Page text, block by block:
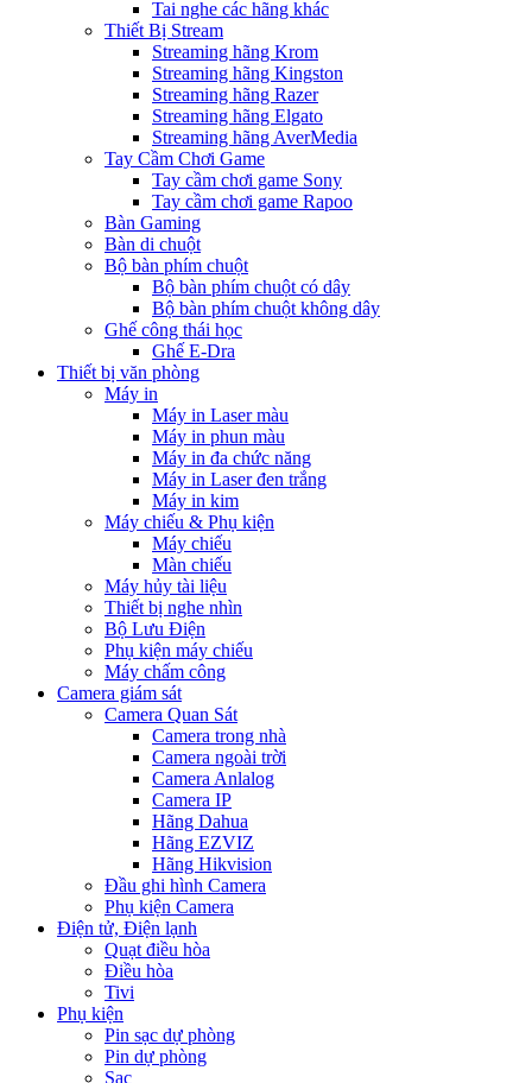
Tai nghe các hãng khác
Thiết Bị Stream
Streaming hãng Krom
Streaming hãng Kingston
Streaming hãng Razer
Streaming hãng Elgato
Streaming hãng AverMedia
Tay Cầm Chơi Game
Tay cầm chơi game Sony
Tay cầm chơi game Rapoo
Bàn Gaming
Bàn di chuột
Bộ bàn phím chuột
Bộ bàn phím chuột có dây
Bộ bàn phím chuột không dây
Ghế công thái học
Ghế E-Dra
Thiết bị văn phòng
Máy in
Máy in Laser màu
Máy in phun màu
Máy in đa chức năng
Máy in Laser đen trắng
Máy in kim
Máy chiếu & Phụ kiện
Máy chiếu
Màn chiếu
Máy hủy tài liệu
Thiết bị nghe nhìn
Bộ Lưu Điện
Phụ kiện máy chiếu
Máy chấm công
Camera giám sát
Camera Quan Sát
Camera trong nhà
Camera ngoài trời
Camera Anlalog
Camera IP
Hãng Dahua
Hãng EZVIZ
Hãng Hikvision
Đầu ghi hình Camera
Phụ kiện Camera
Điện tử, Điện lạnh
Quạt điều hòa
Điều hòa
Tivi
Phụ kiện
Pin sạc dự phòng
Pin dự phòng
Sạc